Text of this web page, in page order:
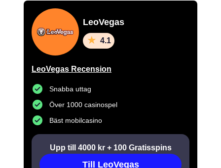
LeoVegas
4.1
LeoVegas Recension
Snabba uttag
Över 1000 casinospel
Bäst mobilcasino
Upp till 4000 kr + 100 Gratisspins
Till LeoVegas